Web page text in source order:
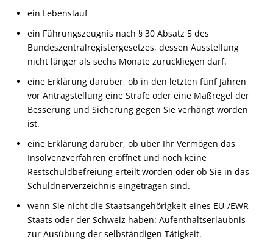
ein Lebenslauf
ein Führungszeugnis nach § 30 Absatz 5 des
Bundeszentralregistergesetzes, dessen Ausstellung
nicht länger als sechs Monate zurückliegen darf.
eine Erklärung darüber, ob in den letzten fünf Jahren
vor Antragstellung eine Strafe oder eine Maßregel der
Besserung und Sicherung gegen Sie verhängt worden
ist.
eine Erklärung darüber, ob über Ihr Vermögen das
Insolvenzverfahren eröffnet und noch keine
Restschuldbefreiung erteilt worden oder ob Sie in das
Schuldnerverzeichnis eingetragen sind.
wenn Sie nicht die Staatsangehörigkeit eines EU-/EWR-
Staats oder der Schweiz haben: Aufenthaltserlaubnis
zur Ausübung der selbständigen Tätigkeit.